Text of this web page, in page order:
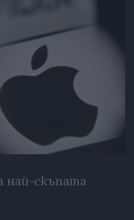
най-скъпата